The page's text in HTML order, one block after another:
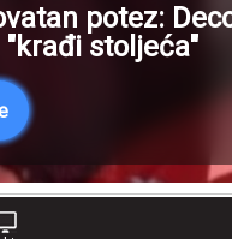
potez:
stoljeća"